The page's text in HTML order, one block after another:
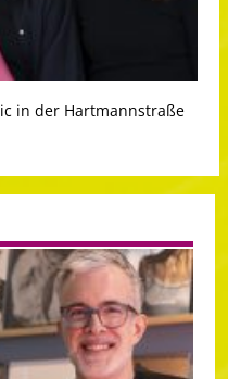
in der Hartmannstraße